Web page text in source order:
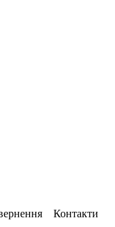
Контакти